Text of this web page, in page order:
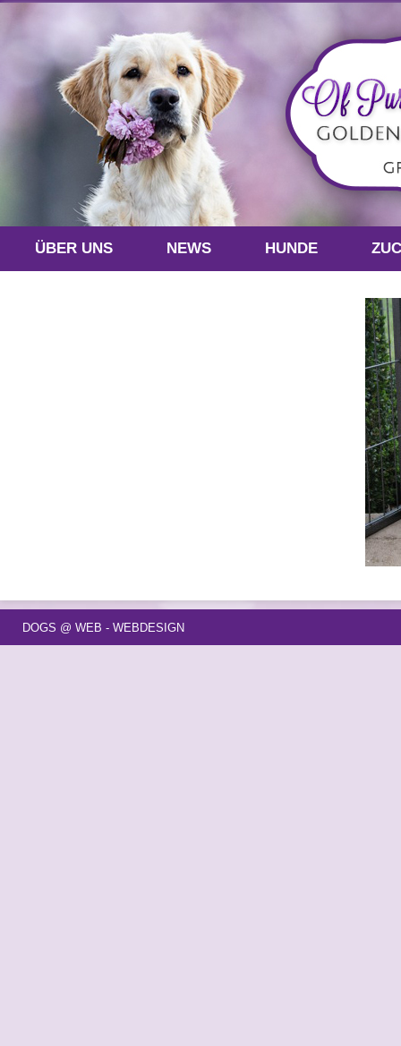
ÜBER UNS NEWS HUNDE
DOGS @ WEB - WEBDESIGN